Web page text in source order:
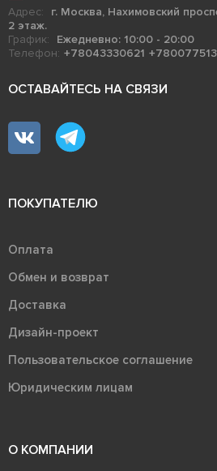
Адрес:
г. Москва, Нахимовский
2 этаж.
График:
Ежедневно: 10:00 - 20:00
Телефон: +78043330621
ОСТАВАЙТЕСЬ НА СВЯЗИ
ПОКУПАТЕЛЮ
Оплата
Обмен и возврат
Доставка
Дизайн-проект
Пользовательское соглашение
Юридическим лицам
О КОМПАНИИ